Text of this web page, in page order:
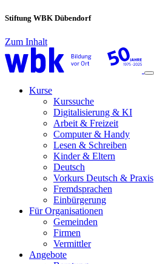
Stiftung WBK Dübendorf
Zum Inhalt
Main
Navigation
Kurse
Kurssuche
Digitalisierung & KI
Arbeit & Freizeit
Computer & Handy
Lesen & Schreiben
Kinder & Eltern
Deutsch
Vorkurs Deutsch & Praxis
Fremdsprachen
Einbürgerung
Für Organisationen
Gemeinden
Firmen
Vermittler
Angebote